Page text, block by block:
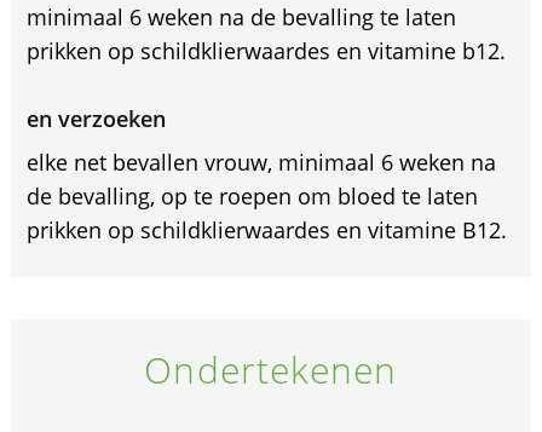
minimaal 6 weken na de bevalling te laten
prikken op schildklierwaardes en vitamine b12.
en verzoeken
elke net bevallen vrouw, minimaal 6 weken na
de bevalling, op te roepen om bloed te laten
prikken op schildklierwaardes en vitamine B12.
Ondertekenen